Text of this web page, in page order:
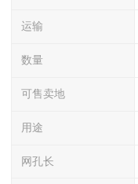
运输
数量
可售卖地
用途
网孔长